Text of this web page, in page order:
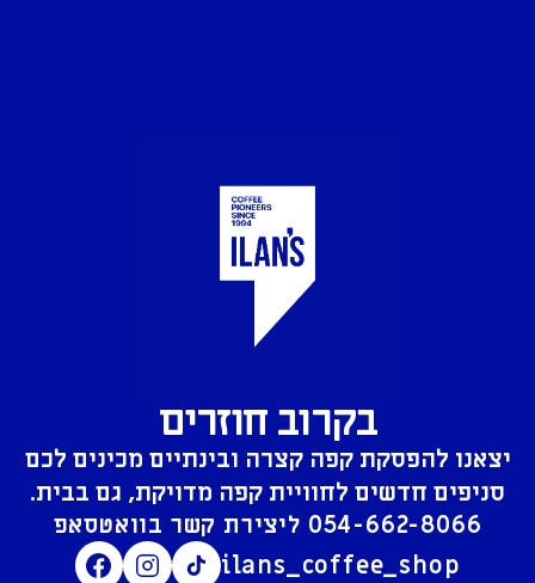
בקרוב חוזרים
יצאנו להפסקת קפה קצרה ובינתיים מכינים לכם
סניפים חדשים לחוויית קפה מדויקת, גם בבית.
054-662-8066
ilans_coffee_shop